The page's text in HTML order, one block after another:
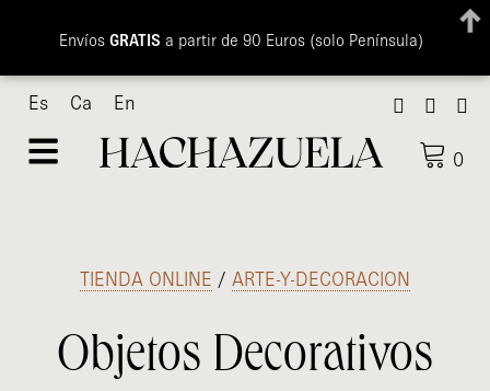
contenido
Es Ca En
0
TIENDA ONLINE / ARTE-Y-DECORACION
Objetos Decorativos
Envíos GRATIS a partir de 90 Euros (solo Península)